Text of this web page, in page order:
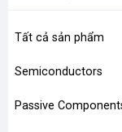
Tất cả sản phẩm
Semiconductors
Passive